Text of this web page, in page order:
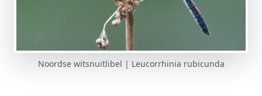
Noordse witsnuitlibel | Leucorrhinia rubicunda